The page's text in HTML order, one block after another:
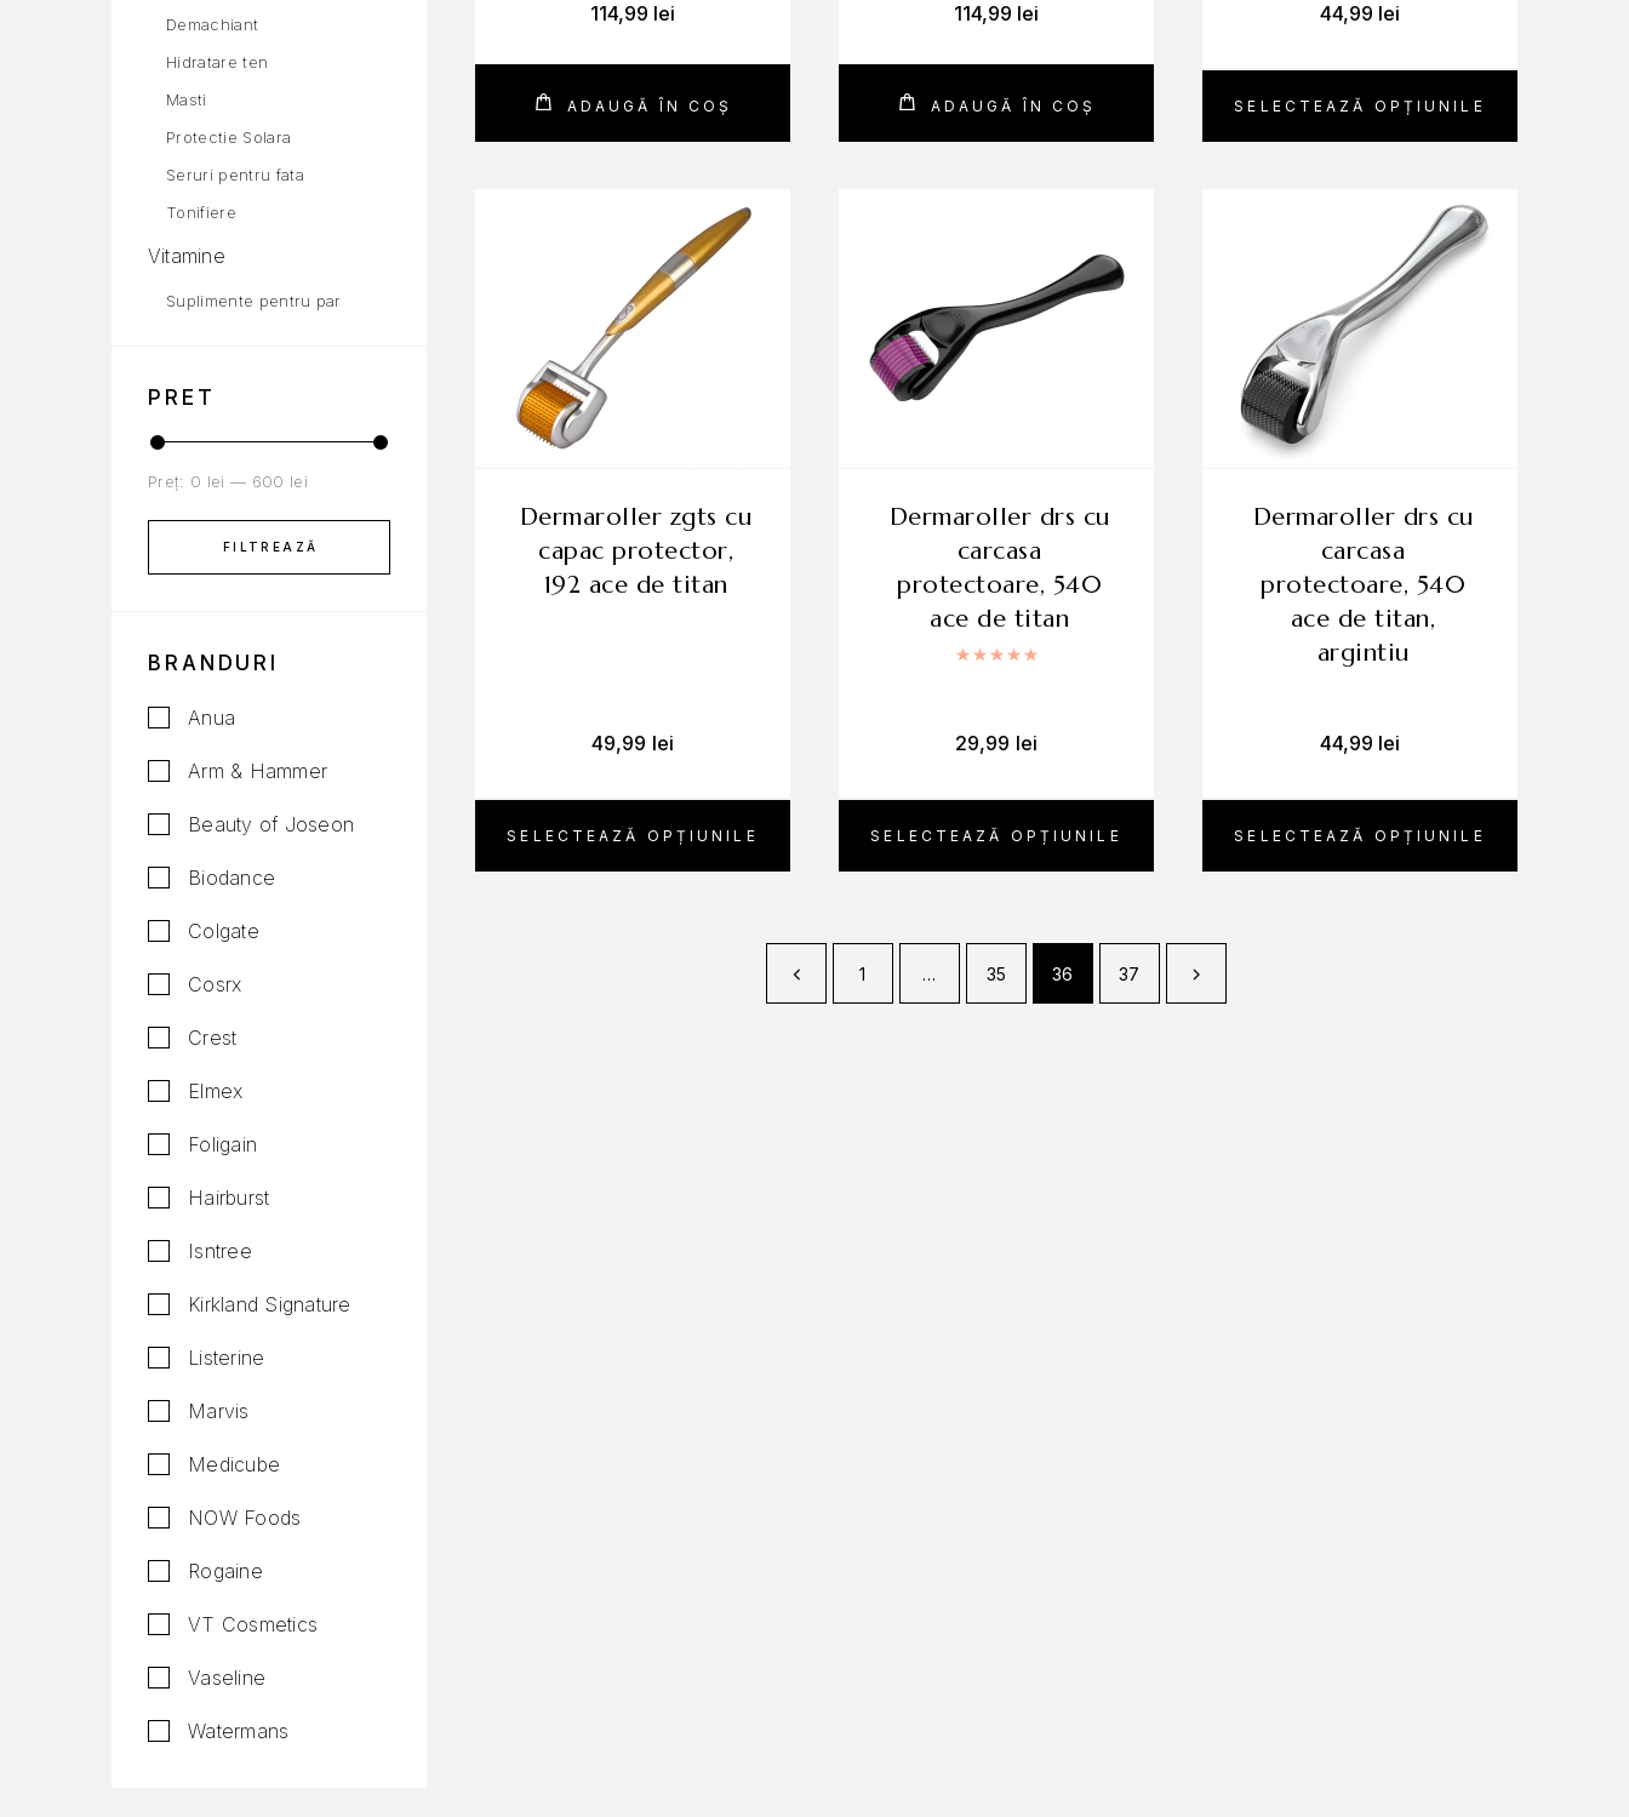
Demachiant
Hidratare ten
Masti
Protectie Solara
Seruri pentru fata
Tonifiere
Vitamine
Suplimente pentru par
PRET
FILTREAZĂ
Preț: 0 lei — 600 lei
BRANDURI
Anua
Arm & Hammer
Beauty of Joseon
Biodance
Colgate
Cosrx
Crest
Elmex
Foligain
Hairburst
Isntree
Kirkland Signature
Listerine
Marvis
Medicube
NOW Foods
Rogaine
VT Cosmetics
Vaseline
Watermans
ADAUGĂ ÎN COȘ
114,99 lei
ADAUGĂ ÎN COȘ
114,99 lei
SELECTEAZĂ OPȚIUNILE
44,99 lei
SELECTEAZĂ OPȚIUNILE
dermaroller zgts cu
capac protector,
192 ace de titan
49,99 lei
SELECTEAZĂ OPȚIUNILE
dermaroller drs cu
carcasa
protectoare, 540
ace de titan
Evaluat la
29,99 lei
SELECTEAZĂ OPȚIUNILE
dermaroller drs cu
carcasa
protectoare, 540
ace de titan,
argintiu
44,99 lei
1 … 35 36 37